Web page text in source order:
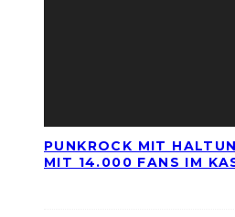
PUNKROCK MIT
MIT 14.000 FANS IM